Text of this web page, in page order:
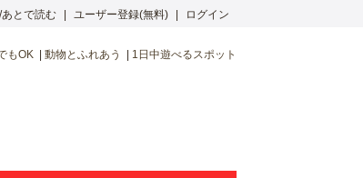
とで読む ユーザー登録(無料) ログイン
もOK 動物とふれあう 1日中遊べるスポット